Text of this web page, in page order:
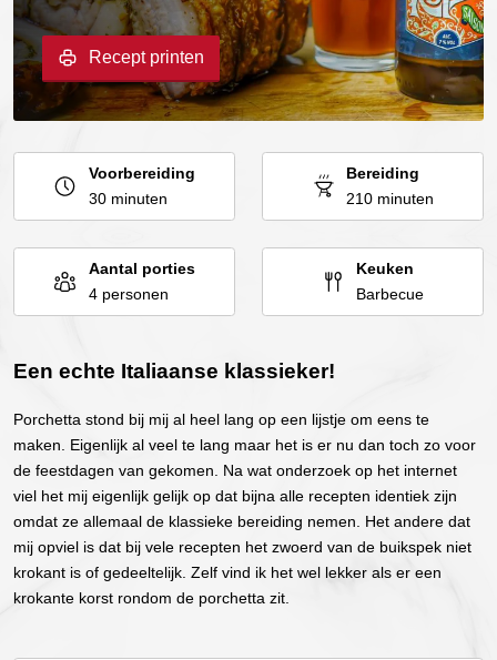
Recept printen
Voorbereiding
30 minuten
Bereiding
210 minuten
Aantal porties
4 personen
Keuken
Barbecue
Een echte Italiaanse klassieker!
Porchetta stond bij mij al heel lang op een lijstje om eens te
maken. Eigenlijk al veel te lang maar het is er nu dan toch zo voor
de feestdagen van gekomen. Na wat onderzoek op het internet
viel het mij eigenlijk gelijk op dat bijna alle recepten identiek zijn
omdat ze allemaal de klassieke bereiding nemen. Het andere dat
mij opviel is dat bij vele recepten het zwoerd van de buikspek niet
krokant is of gedeeltelijk. Zelf vind ik het wel lekker als er een
krokante korst rondom de porchetta zit.